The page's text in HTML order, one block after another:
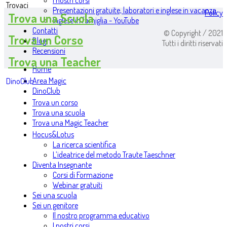
Presentazioni gratuite, laboratori e inglese in vacanza
Inglese in famiglia - YouTube
Contatti
Blog
Recensioni
Home
Area Magic
DinoClub
Trova un corso
Trova una scuola
Trova una Magic Teacher
Hocus&Lotus
La ricerca scientifica
L’ideatrice del metodo Traute Taeschner
Diventa Insegnante
Corsi di Formazione
Webinar gratuiti
Sei una scuola
Sei un genitore
Il nostro programma educativo
Trovaci
Trova una Scuola
Trova un Corso
Trova una Teacher
DinoClub
Policy
© Copyright / 2021
Tutti i diritti riservati